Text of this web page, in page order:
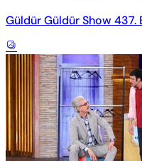
Güldür Güldür Show 437.